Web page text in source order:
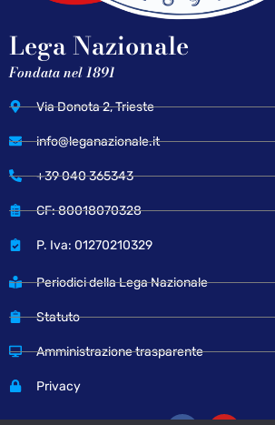
Lega Nazionale
Fondata nel 1891
Via Donota 2, Trieste
info@leganazionale.it
+39 040 365343
CF: 80018070328
P. Iva: 01270210329
Periodici della Lega Nazionale
Statuto
Amministrazione trasparente
Privacy